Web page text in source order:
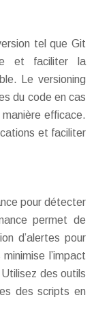
tel que Git
et faciliter la
Le versioning
du code en cas
efficace.
et faciliter
pour détecter
permet de
d’alertes pour
l’impact
des outils
des scripts en